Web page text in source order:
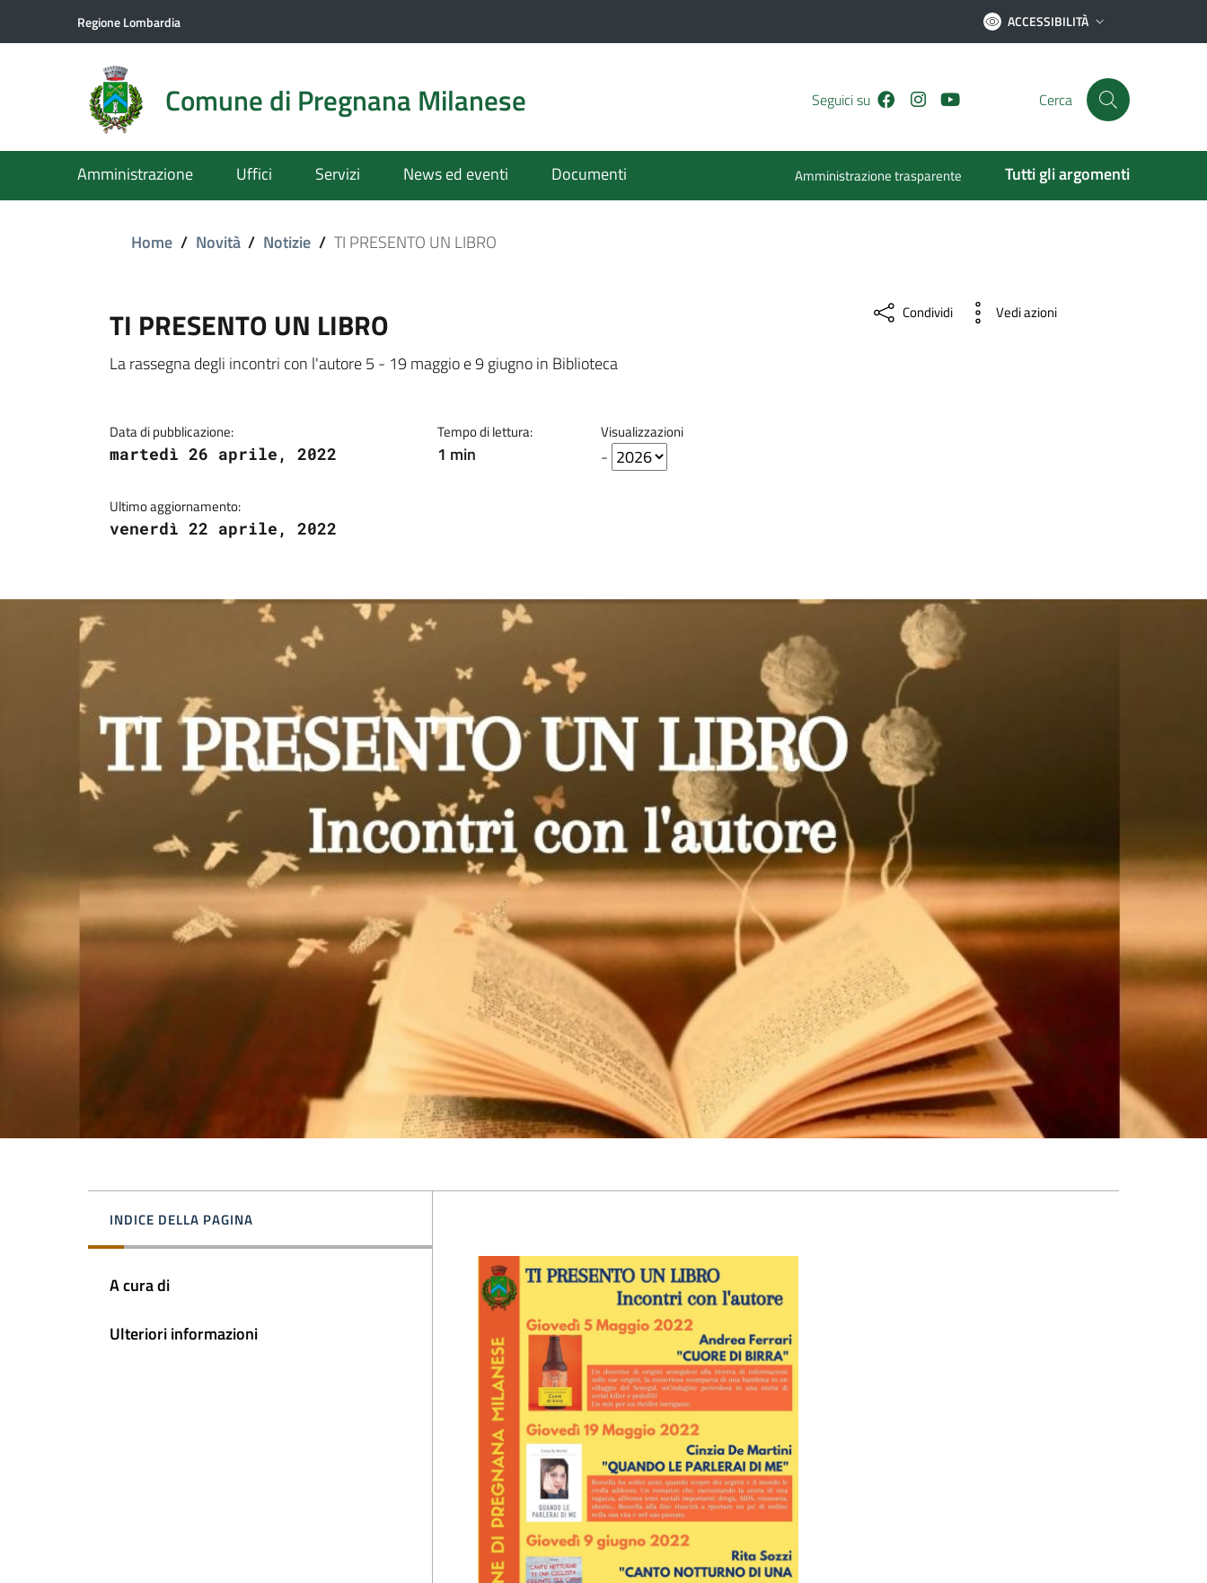
Regione Lombardia ACCESSIBILITÀ
Comune di Pregnana Milanese Seguici su Facebook
Instagram Cerca
Amministrazione Uffici Servizi News ed eventi Documenti Amministrazione trasparente Tutti gli argomenti
Home / Novità / Notizie / TI PRESENTO UN LIBRO
TI PRESENTO UN LIBRO
La rassegna degli incontri con l'autore 5 - 19 maggio e 9 giugno in Biblioteca
Data di pubblicazione:
martedì 26 aprile, 2022
Tempo di lettura:
1 min
Visualizzazioni
-
Ultimo aggiornamento:
venerdì 22 aprile, 2022
Condividi Vedi azioni
INDICE DELLA PAGINA
A cura di
Ulteriori informazioni